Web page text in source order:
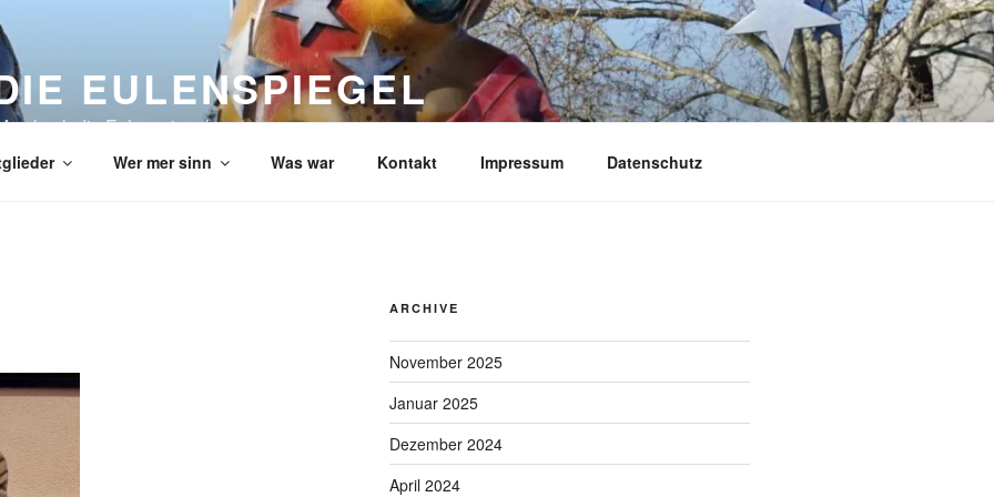
EULENSPIEGEL
die Eulenspiegel
Wer mer sinn Was war Kontakt Impressum Datenschutz
ARCHIVE
November 2025
Januar 2025
Dezember 2024
April 2024